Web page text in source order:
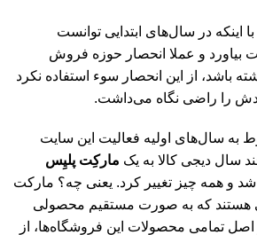
با اینکه در سال‌های ابتدایی توانست
بیاورد و عملا انحصار حوزه فروش
باشد، از این انحصار سوء استفاده نکرد
را راضی نگاه می‌داشت.
به سال‌های اولیه فعالیت این سایت
سال دیجی کالا به یک مارکِت پلیِس
شد و همه چیز تغییر کرد. یعنی چه؟ مارکت
هستند که به صورت مستقیم محصولی
تمامی محصولات این فروشگاه‌ها، از